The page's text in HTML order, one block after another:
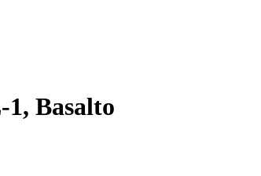
Basalto